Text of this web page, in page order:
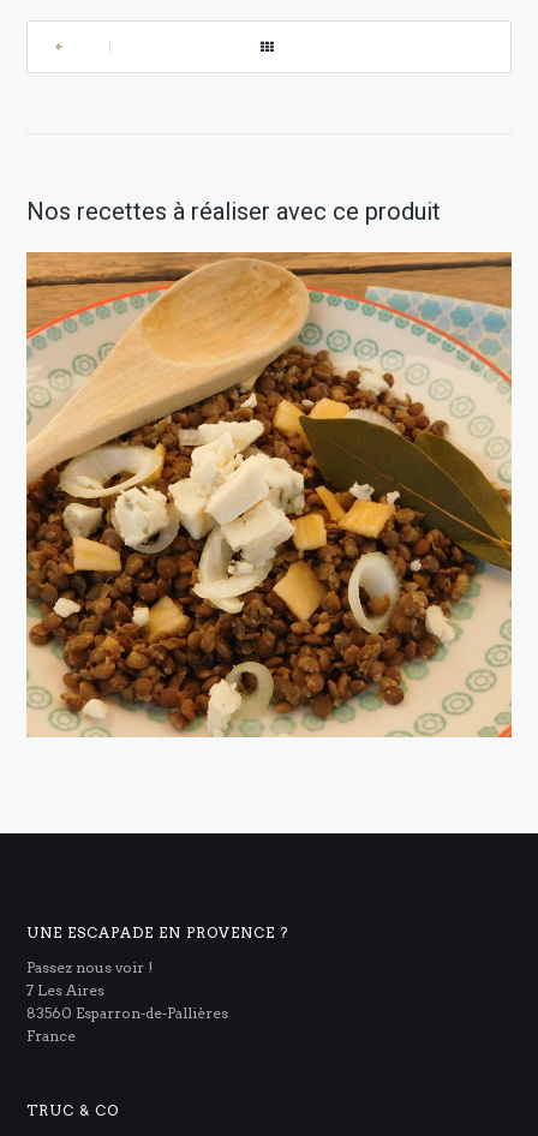
Nos recettes à réaliser avec ce produit
UNE ESCAPADE EN PROVENCE ?
Passez nous voir !
7 Les Aires
83560 Esparron-de-Pallières
France
TRUC & CO